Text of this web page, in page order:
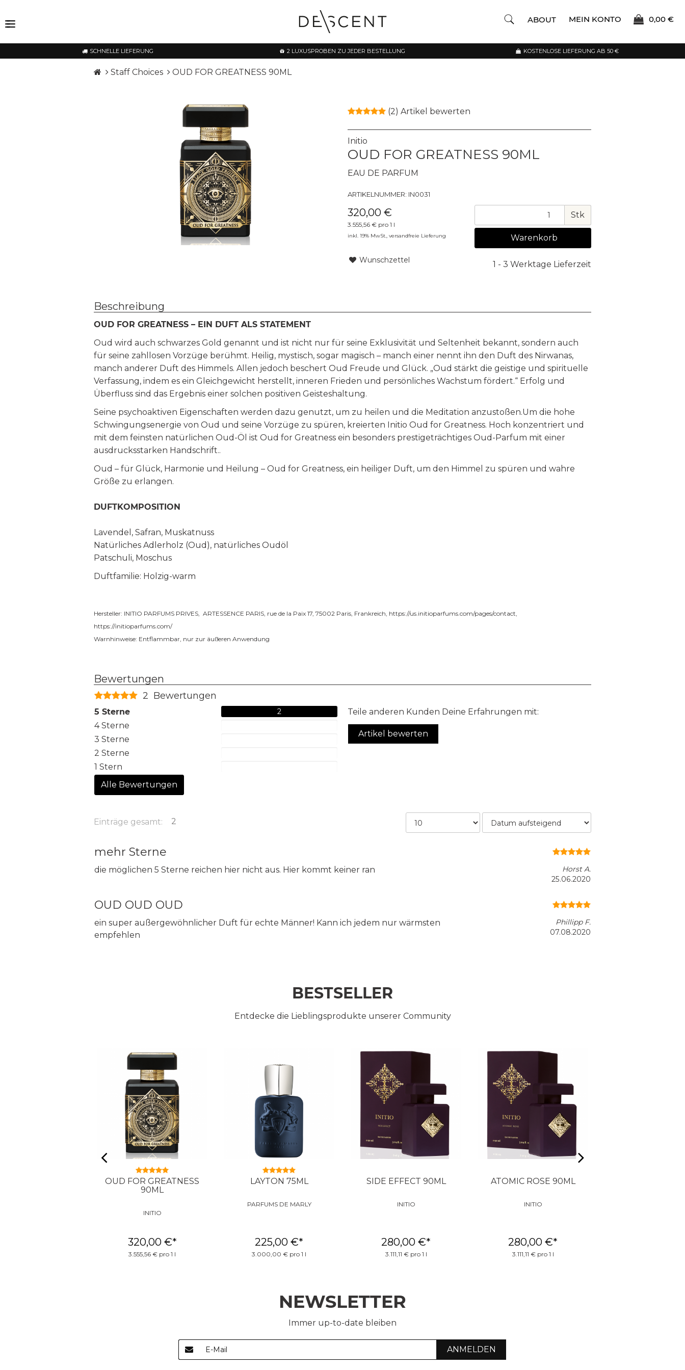
ABOUT MEIN KONTO 0,00 €
SCHNELLE LIEFERUNG 2 LUXUSPROBEN ZU JEDER BESTELLUNG KOSTENLOSE LIEFERUNG AB 50 €
Staff Choices OUD FOR GREATNESS 90ML
(2) Artikel bewerten
Initio
OUD FOR GREATNESS 90ML
EAU DE PARFUM
ARTIKELNUMMER: IN0031
320,00 €
3.555,56 € pro 1 l
inkl. 19% MwSt., versandfreie Lieferung
Wunschzettel
Stk
Warenkorb
1 - 3 Werktage Lieferzeit
Beschreibung
OUD FOR GREATNESS – EIN DUFT ALS STATEMENT
Oud wird auch schwarzes Gold genannt und ist nicht nur für seine Exklusivität und Seltenheit bekannt, sondern auch
für seine zahllosen Vorzüge berühmt. Heilig, mystisch, sogar magisch – manch einer nennt ihn den Duft des Nirwanas,
manch anderer Duft des Himmels. Allen jedoch beschert Oud Freude und Glück. „Oud stärkt die geistige und spirituelle
Verfassung, indem es ein Gleichgewicht herstellt, inneren Frieden und persönliches Wachstum fördert.“ Erfolg und
Überfluss sind das Ergebnis einer solchen positiven Geisteshaltung.
Seine psychoaktiven Eigenschaften werden dazu genutzt, um zu heilen und die Meditation anzustoßen.Um die hohe
Schwingungsenergie von Oud und seine Vorzüge zu spüren, kreierten Initio Oud for Greatness. Hoch konzentriert und
mit dem feinsten natürlichen Oud-Öl ist Oud for Greatness ein besonders prestigeträchtiges Oud-Parfum mit einer
ausdrucksstarken Handschrift..
Oud – für Glück, Harmonie und Heilung – Oud for Greatness, ein heiliger Duft, um den Himmel zu spüren und wahre
Größe zu erlangen.
DUFTKOMPOSITION
Lavendel, Safran, Muskatnuss
Natürliches Adlerholz (Oud), natürliches Oudöl
Patschuli, Moschus
Duftfamilie: Holzig-warm
Hersteller: INITIO PARFUMS PRIVES, ARTESSENCE PARIS, rue de la Paix 17, 75002 Paris, Frankreich, https://us.initioparfums.com/pages/contact,
https://initioparfums.com/
Warnhinweise: Entflammbar, nur zur äußeren Anwendung
Bewertungen
2 Bewertungen
5 Sterne 2
4 Sterne
3 Sterne
2 Sterne
1 Stern
Alle Bewertungen
Teile anderen Kunden Deine Erfahrungen mit:
Artikel bewerten
Einträge gesamt: 2
mehr Sterne
die möglichen 5 Sterne reichen hier nicht aus. Hier kommt keiner ran Horst A.
25.06.2020
OUD OUD OUD
ein super außergewöhnlicher Duft für echte Männer! Kann ich jedem nur wärmsten
empfehlen
Phillipp F.
07.08.2020
BESTSELLER
Entdecke die Lieblingsprodukte unserer Community
OUD FOR GREATNESS
90ML
INITIO
320,00 €*
3.555,56 € pro 1 l
LAYTON 75ML
PARFUMS DE MARLY
225,00 €*
3.000,00 € pro 1 l
SIDE EFFECT 90ML
INITIO
280,00 €*
3.111,11 € pro 1 l
ATOMIC ROSE 90ML
INITIO
280,00 €*
3.111,11 € pro 1 l
NEWSLETTER
Immer up-to-date bleiben
ANMELDEN